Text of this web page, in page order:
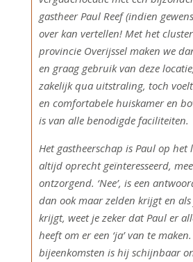
gastheer Paul Reef (indien
over kan vertellen! Met het
provincie Overijssel maken we
en graag gebruik van deze
zakelijk qua uitstraling, toch
en comfortabele huiskamer en
is van alle benodigde faciliteiten.
Het gastheerschap is Paul op het
altijd oprecht geïnteresseerd,
ontzorgend. ‘Nee’, is een
dan ook maar zelden krijgt en als
krijgt, weet je zeker dat Paul er
heeft om er een ‘ja’ van te
bijeenkomsten is hij schijnbaar